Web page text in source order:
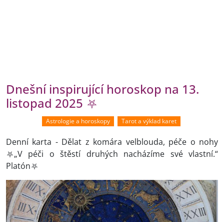
Dnešní inspirující horoskop na 13.
listopad 2025 ⛧
Astrologie a horoskopy Tarot a výklad karet
Denní karta - Dělat z komára velblouda, péče o nohy
⛧„V péči o štěstí druhých nacházíme své vlastní.“
Platón⛧